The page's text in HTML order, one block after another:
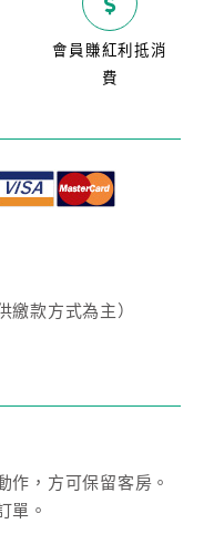
會員賺紅利抵消
費
繳款方式為主）
作，方可保留客房。
單。